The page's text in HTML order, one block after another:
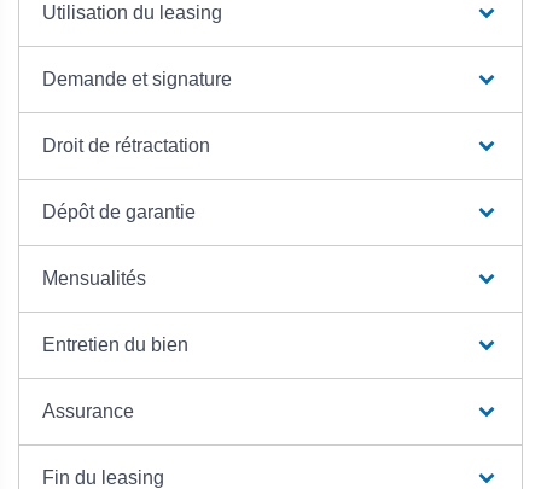
Utilisation du leasing
Demande et signature
Droit de rétractation
Dépôt de garantie
Mensualités
Entretien du bien
Assurance
Fin du leasing